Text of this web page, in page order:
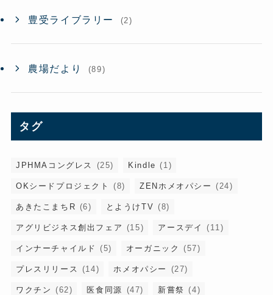
豊受ライブラリー (2)
農場だより (89)
タグ
JPHMAコングレス (25) Kindle (1)
OKシードプロジェクト (8) ZENホメオパシー (24)
あきたこまちR (6) とようけTV (8)
アグリビジネス創出フェア (15) アースデイ (11)
インナーチャイルド (5) オーガニック (57)
プレスリリース (14) ホメオパシー (27)
ワクチン (62) 医食同源 (47) 新嘗祭 (4)